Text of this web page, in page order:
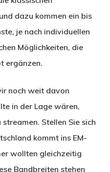
dazu kommen ein bis
je nach individuellen
Möglichkeiten, die
ergänzen.
noch weit davon
in der Lage wären,
Stellen Sie sich
kommt ins EM-
wollten gleichzeitig
Bandbreiten stehen